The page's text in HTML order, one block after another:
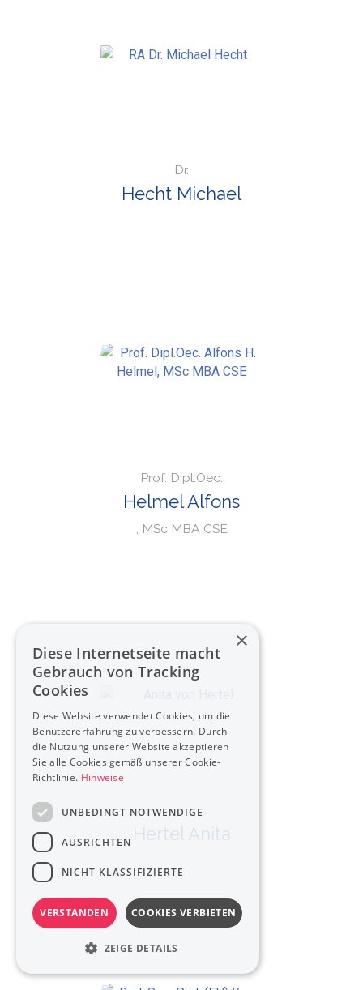
Dr.
Hecht Michael
Prof. Dipl.Oec.
Helmel Alfons
, MSc MBA CSE
Hertel Anita
×
Diese Internetseite macht
Gebrauch von Tracking
Cookies
Diese Website verwendet Cookies, um die
Benutzererfahrung zu verbessern. Durch
die Nutzung unserer Website akzeptieren
Sie alle Cookies gemäß unserer Cookie-
Richtlinie. Hinweise
UNBEDINGT NOTWENDIGE
AUSRICHTEN
NICHT KLASSIFIZIERTE
VERSTANDEN COOKIES VERBIETEN
ZEIGE DETAILS